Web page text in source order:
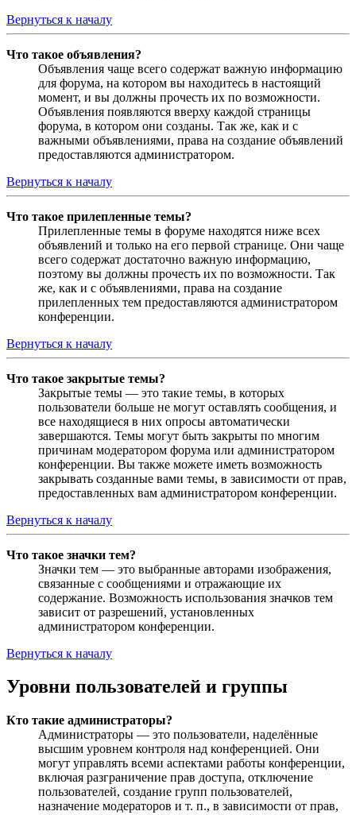
Вернуться к началу
Что такое объявления?
Объявления чаще всего содержат важную информацию
для форума, на котором вы находитесь в настоящий
момент, и вы должны прочесть их по возможности.
Объявления появляются вверху каждой страницы
форума, в котором они созданы. Так же, как и с
важными объявлениями, права на создание объявлений
предоставляются администратором.
Вернуться к началу
Что такое прилепленные темы?
Прилепленные темы в форуме находятся ниже всех
объявлений и только на его первой странице. Они чаще
всего содержат достаточно важную информацию,
поэтому вы должны прочесть их по возможности. Так
же, как и с объявлениями, права на создание
прилепленных тем предоставляются администратором
конференции.
Вернуться к началу
Что такое закрытые темы?
Закрытые темы — это такие темы, в которых
пользователи больше не могут оставлять сообщения, и
все находящиеся в них опросы автоматически
завершаются. Темы могут быть закрыты по многим
причинам модератором форума или администратором
конференции. Вы также можете иметь возможность
закрывать созданные вами темы, в зависимости от прав,
предоставленных вам администратором конференции.
Вернуться к началу
Что такое значки тем?
Значки тем — это выбранные авторами изображения,
связанные с сообщениями и отражающие их
содержание. Возможность использования значков тем
зависит от разрешений, установленных
администратором конференции.
Вернуться к началу
Уровни пользователей и группы
Кто такие администраторы?
Администраторы — это пользователи, наделённые
высшим уровнем контроля над конференцией. Они
могут управлять всеми аспектами работы конференции,
включая разграничение прав доступа, отключение
пользователей, создание групп пользователей,
назначение модераторов и т. п., в зависимости от прав,